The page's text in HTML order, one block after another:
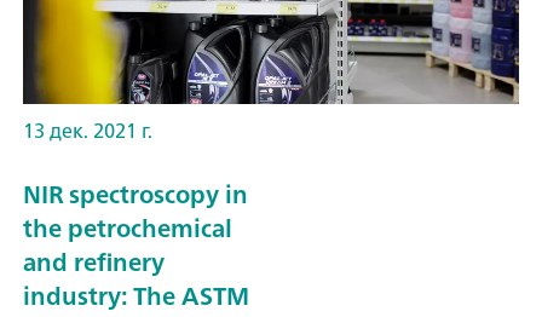
13 дек. 2021 г.
NIR spectroscopy in
the petrochemical
and refinery
industry: The ASTM